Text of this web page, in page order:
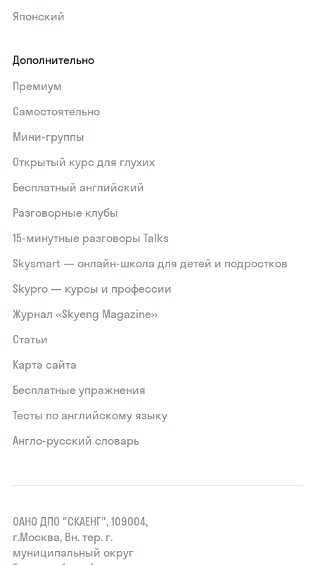
Японский
Дополнительно
Премиум
Самостоятельно
Мини-группы
Открытый курс для глухих
Бесплатный английский
Разговорные клубы
15‑минутные разговоры Talks
Skysmart — онлайн-школа для детей и подростков
Skypro — курсы и профессии
Журнал «Skyeng Magazine»
Статьи
Карта сайта
Бесплатные упражнения
Тесты по английскому языку
Англо-русский словарь
ОАНО ДПО "СКАЕНГ", 109004,
г.Москва, Вн. тер. г.
муниципальный округ